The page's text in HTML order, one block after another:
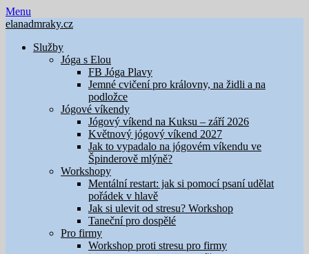
Skip
to
Menu
elanadmraky.cz
Služby
Jóga s Elou
FB Jóga Plavy
Jemné cvičení pro královny, na židli a na
podložce
Jógové víkendy
Jógový víkend na Kuksu – září 2026
Květnový jógový víkend 2027
Jak to vypadalo na jógovém víkendu ve
Špinderově mlýně?
Workshopy
Mentální restart: jak si pomocí psaní udělat
pořádek v hlavě
Jak si ulevit od stresu? Workshop
Taneční pro dospělé
Pro firmy
Workshop proti stresu pro firmy